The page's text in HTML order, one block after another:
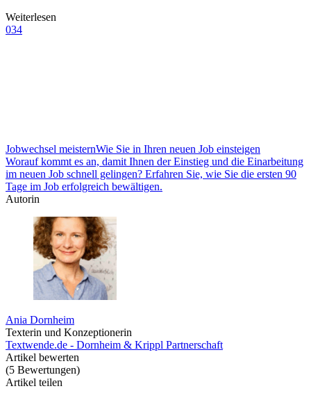
Weiterlesen
034
Jobwechsel meisternWie Sie in Ihren neuen Job einsteigen
Worauf kommt es an, damit Ihnen der Einstieg und die Einarbeitung
im neuen Job schnell gelingen? Erfahren Sie, wie Sie die ersten 90
Tage im Job erfolgreich bewältigen.
Autorin
Ania Dornheim
Texterin und Konzeptionerin
Textwende.de - Dornheim & Krippl Partnerschaft
Artikel bewerten
(5 Bewertungen)
Artikel teilen